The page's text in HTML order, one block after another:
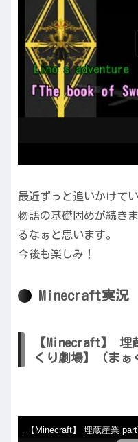
最近ずっと追いかけて
物語の基礎固めが続き
るなぁと思います。
今後も楽しみ！
Minecraft実況
【Minecraft】 埋
くり劇場】（まぁ